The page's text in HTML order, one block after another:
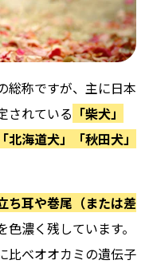
総称ですが、主に日本
されている 「柴犬」
北海道犬」「秋田犬」
ち耳や巻尾（または差
濃く残しています。
比べオオカミの遺伝子